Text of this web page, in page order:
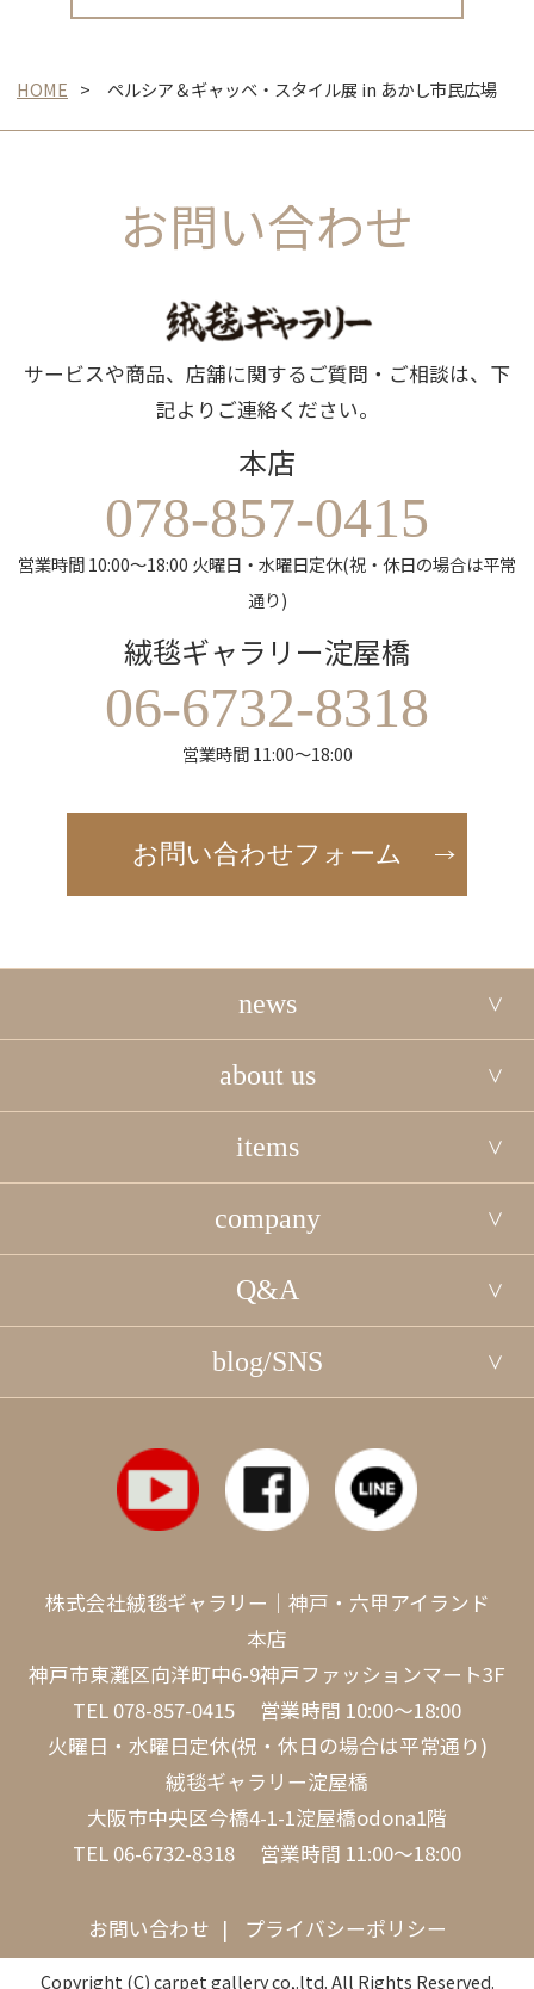
HOME ペルシア＆ギャッベ・スタイル展 in あかし市民広場
お問い合わせ
サービスや商品、店舗に関するご質問・ご相談は、下
記よりご連絡ください。
本店
078-857-0415
営業時間 10:00～18:00 火曜日・水曜日定休(祝・休日の場合は平常
通り)
絨毯ギャラリー淀屋橋
06-6732-8318
営業時間 11:00～18:00
お問い合わせフォーム
news
about us
items
company
Q&A
blog/SNS
株式会社絨毯ギャラリー｜神戸・六甲アイランド
本店
神戸市東灘区向洋町中6-9神戸ファッションマート3F
TEL 078-857-0415 営業時間 10:00～18:00
火曜日・水曜日定休(祝・休日の場合は平常通り)
絨毯ギャラリー淀屋橋
大阪市中央区今橋4-1-1淀屋橋odona1階
TEL 06-6732-8318 営業時間 11:00～18:00
お問い合わせ プライバシーポリシー
Copyright (C) carpet gallery co,.ltd. All Rights Reserved.